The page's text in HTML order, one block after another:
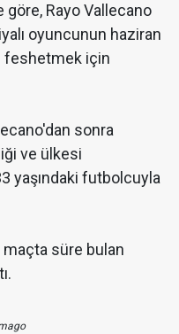
göre, Rayo Vallecano
oyuncunun haziran
feshetmek için
sonra
ve ülkesi
yaşındaki futbolcuyla
maçta süre bulan